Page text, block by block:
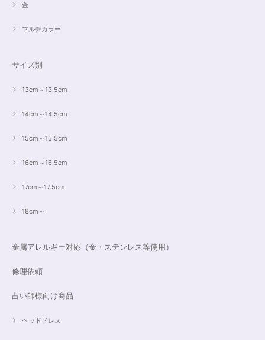
金
マルチカラー
サイズ別
13cm～13.5cm
14cm～14.5cm
15cm～15.5cm
16cm～16.5cm
17cm～17.5cm
18cm～
金属アレルギー対応（金・ステンレス等使用）
修理依頼
占い師様向け商品
ヘッドドレス